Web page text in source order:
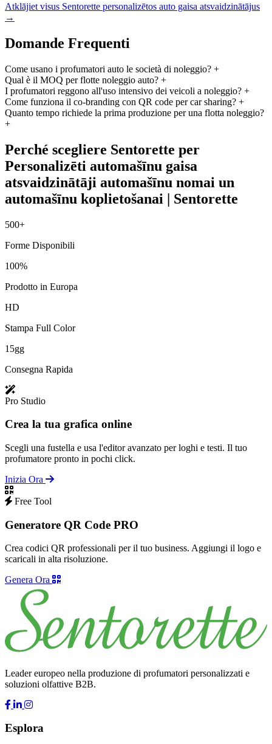
Atklājiet visus Sentorette personalizētos auto gaisa atsvaidzinātājus
→
Domande Frequenti
Come usano i profumatori auto le società di noleggio? +
Qual è il MOQ per flotte noleggio auto? +
I profumatori reggono all'uso intensivo dei veicoli a noleggio? +
Come funziona il co-branding con QR code per car sharing? +
Quanto tempo richiede la prima produzione per una flotta noleggio?
+
Perché scegliere Sentorette per
Personalizēti automašīnu gaisa
atsvaidzinātāji automašīnu nomai un
automašīnu koplietošanai | Sentorette
500+
Forme Disponibili
100%
Prodotto in Europa
HD
Stampa Full Color
15gg
Consegna Rapida
Pro Studio
Crea la tua grafica online
Scegli una fustella e usa l'editor avanzato per loghi e testi. Il tuo
profumatore pronto in pochi click.
Inizia Ora
Free Tool
Generatore QR Code PRO
Crea codici QR professionali per il tuo business. Aggiungi il logo e
scaricali in alta risoluzione.
Genera Ora
Leader europeo nella produzione di profumatori personalizzati e
soluzioni olfattive B2B.
Esplora